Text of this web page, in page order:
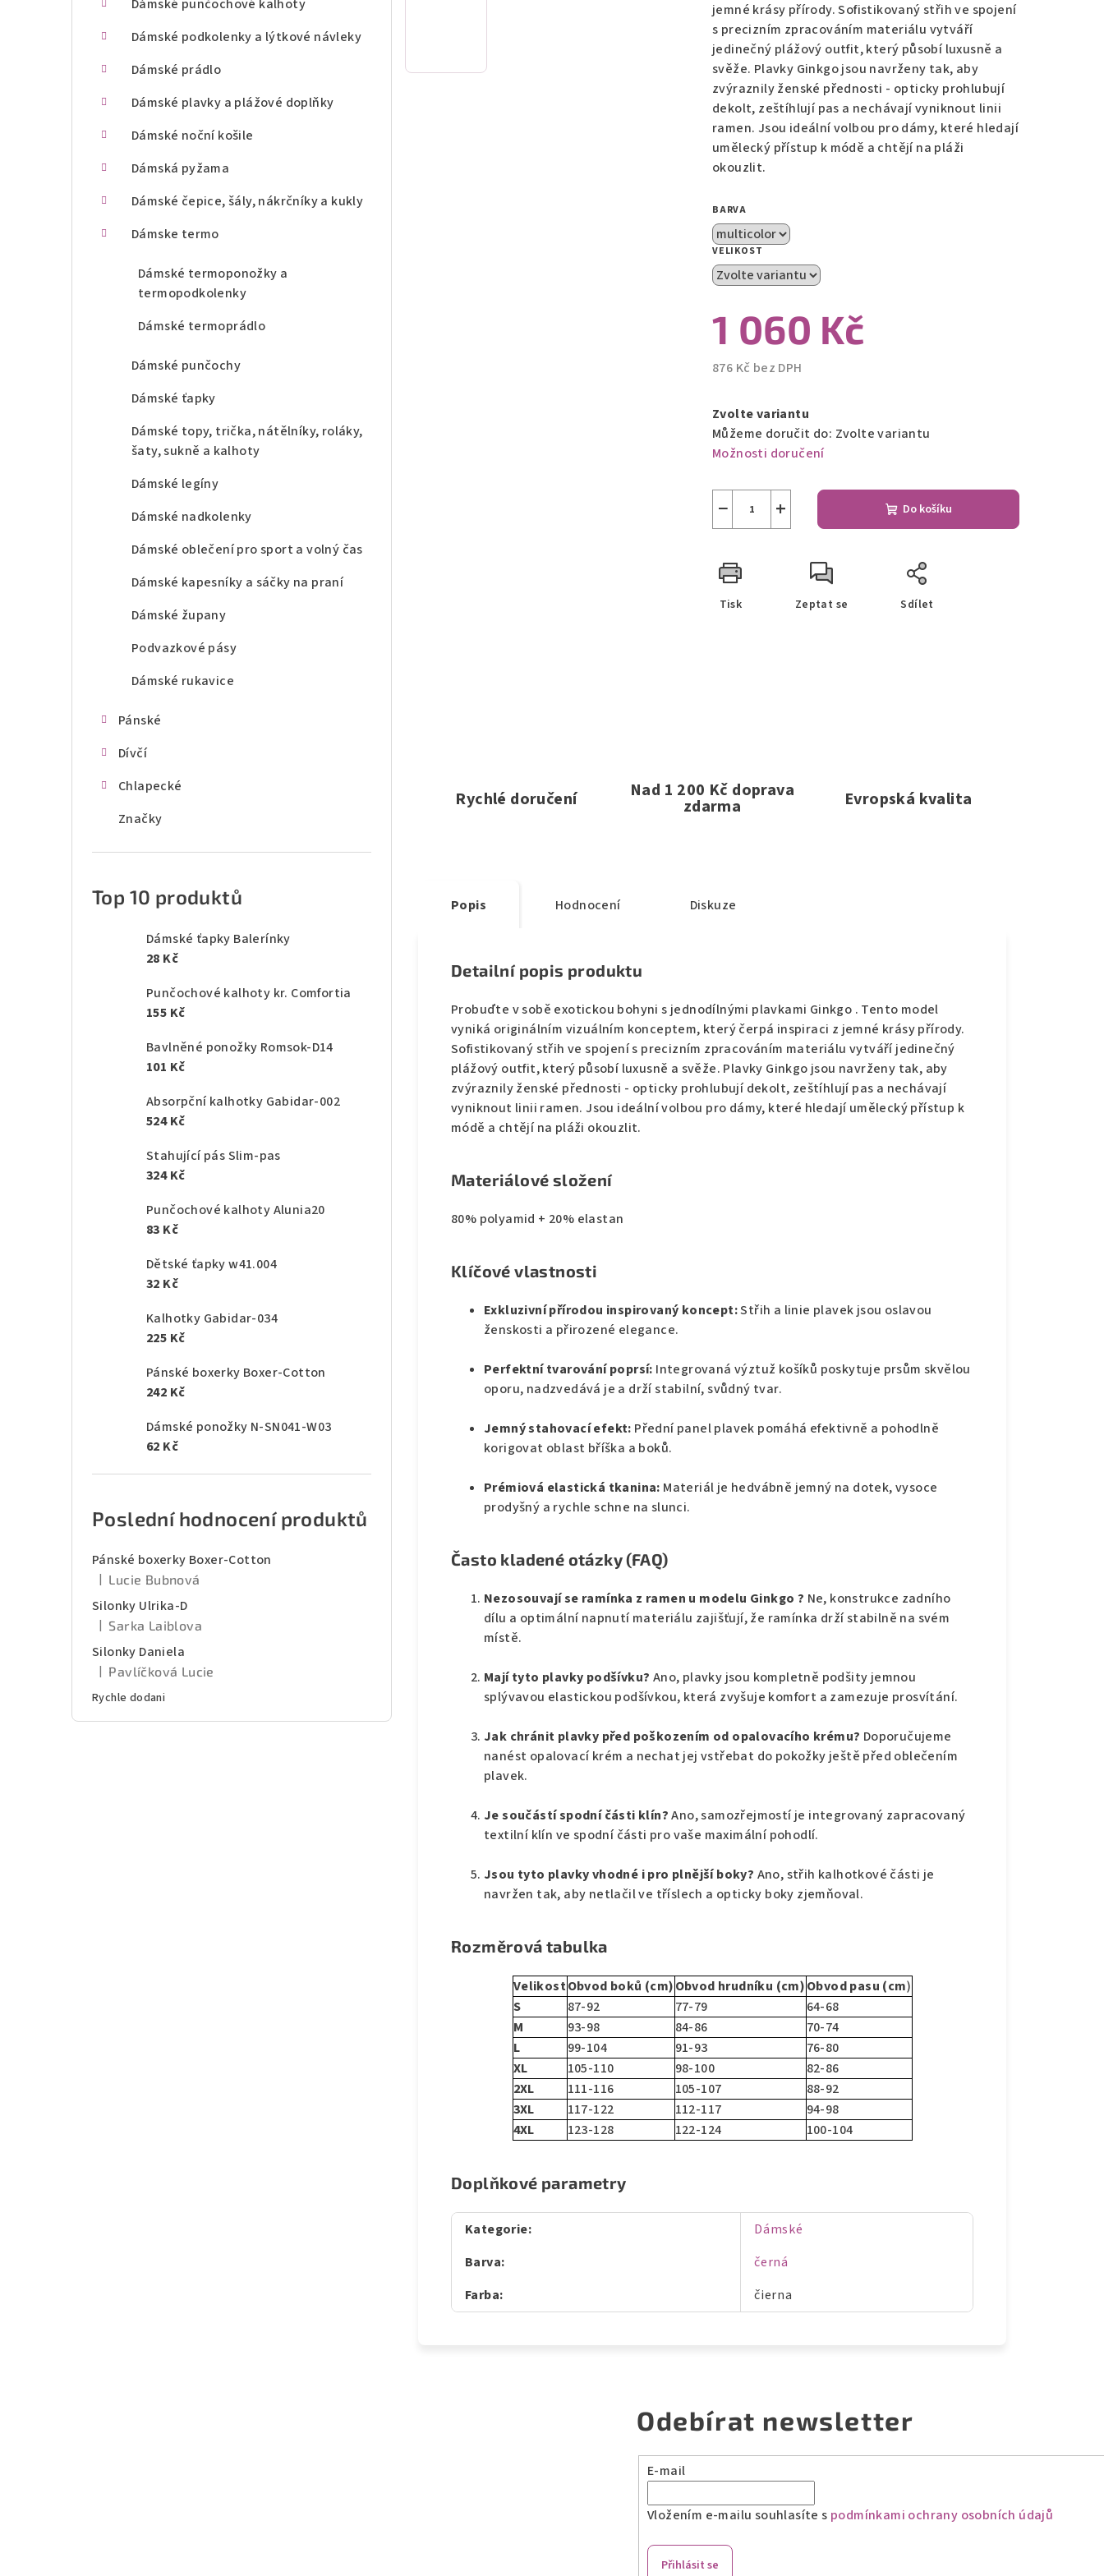
Dámské punčochové kalhoty
Dámské podkolenky a lýtkové návleky
Dámské prádlo
Dámské plavky a plážové doplňky
Dámské noční košile
Dámská pyžama
Dámské čepice, šály, nákrčníky a kukly
Dámske termo
Dámské termoponožky a
termopodkolenky
Dámské termoprádlo
Dámské punčochy
Dámské ťapky
Dámské topy, trička, nátělníky, roláky,
šaty, sukně a kalhoty
Dámské legíny
Dámské nadkolenky
Dámské oblečení pro sport a volný čas
Dámské kapesníky a sáčky na praní
Dámské župany
Podvazkové pásy
Dámské rukavice
Pánské
Dívčí
Chlapecké
Značky
Top 10 produktů
Dámské ťapky Balerínky
28 Kč
Punčochové kalhoty kr. Comfortia
155 Kč
Bavlněné ponožky Romsok-D14
101 Kč
Absorpční kalhotky Gabidar-002
524 Kč
Stahující pás Slim-pas
324 Kč
Punčochové kalhoty Alunia20
83 Kč
Dětské ťapky w41.004
32 Kč
Kalhotky Gabidar-034
225 Kč
Pánské boxerky Boxer-Cotton
242 Kč
Dámské ponožky N-SN041-W03
62 Kč
Poslední hodnocení produktů
Pánské boxerky Boxer-Cotton
Hodnocení produktu je 5 z 5 hvězdiček.
Lucie Bubnová
Silonky Ulrika-D
Hodnocení produktu je 5 z 5 hvězdiček.
Sarka Laiblova
Silonky Daniela
Hodnocení produktu je 5 z 5 hvězdiček.
Pavlíčková Lucie
Rychle dodani
5
hvězdiček.
jemné krásy přírody. Sofistikovaný střih ve spojení
s precizním zpracováním materiálu vytváří
jedinečný plážový outfit, který působí luxusně a
svěže. Plavky Ginkgo jsou navrženy tak, aby
zvýraznily ženské přednosti - opticky prohlubují
dekolt, zeštíhlují pas a nechávají vyniknout linii
ramen. Jsou ideální volbou pro dámy, které hledají
umělecký přístup k módě a chtějí na pláži
okouzlit.
BARVA
VELIKOST
1 060 Kč
876 Kč bez DPH
cena:
Zvolte variantu
Můžeme doručit do: Zvolte variantu
Možnosti doručení
+
− Do košíku
Tisk Zeptat se Sdílet
Rychlé doručení Nad 1 200 Kč doprava
zdarma Evropská kvalita
Popis Hodnocení Diskuze
Detailní popis produktu
Probuďte v sobě exotickou bohyni s jednodílnými plavkami Ginkgo . Tento model
vyniká originálním vizuálním konceptem, který čerpá inspiraci z jemné krásy přírody.
Sofistikovaný střih ve spojení s precizním zpracováním materiálu vytváří jedinečný
plážový outfit, který působí luxusně a svěže. Plavky Ginkgo jsou navrženy tak, aby
zvýraznily ženské přednosti - opticky prohlubují dekolt, zeštíhlují pas a nechávají
vyniknout linii ramen. Jsou ideální volbou pro dámy, které hledají umělecký přístup k
módě a chtějí na pláži okouzlit.
Materiálové složení
80% polyamid + 20% elastan
Klíčové vlastnosti
Exkluzivní přírodou inspirovaný koncept:Střih a linie plavek jsou oslavou
ženskosti a přirozené elegance.
Perfektní tvarování poprsí: Integrovaná výztuž košíků poskytuje prsům skvělou
oporu, nadzvedává je a drží stabilní, svůdný tvar.
Jemný stahovací efekt: Přední panel plavek pomáhá efektivně a pohodlně
korigovat oblast bříška a boků.
Prémiová elastická tkanina: Materiál je hedvábně jemný na dotek, vysoce
prodyšný a rychle schne na slunci.
Často kladené otázky (FAQ)
Nezosouvají se ramínka z ramen u modelu Ginkgo ? Ne, konstrukce zadního
dílu a optimální napnutí materiálu zajišťují, že ramínka drží stabilně na svém
místě.
Mají tyto plavky podšívku? Ano, plavky jsou kompletně podšity jemnou
splývavou elastickou podšívkou, která zvyšuje komfort a zamezuje prosvítání.
Jak chránit plavky před poškozením od opalovacího krému? Doporučujeme
nanést opalovací krém a nechat jej vstřebat do pokožky ještě před oblečením
plavek.
Je součástí spodní části klín?Ano, samozřejmostí je integrovaný zapracovaný
textilní klín ve spodní části pro vaše maximální pohodlí.
Jsou tyto plavky vhodné i pro plnější boky? Ano, střih kalhotkové části je
navržen tak, aby netlačil ve tříslech a opticky boky zjemňoval.
Rozměrová tabulka
VelikostObvod boků (cm)Obvod hrudníku (cm)Obvod pasu (cm)
S
87-92 77-79
64-68
M
93-98 84-86
70-74
L
99-104 91-93
76-80
XL
105-110 98-100
82-86
2XL
111-116 105-107
88-92
3XL
117-122 112-117
94-98
4XL
123-128 122-124 100-104
Doplňkové parametry
Kategorie:
Dámské
Barva:
černá
Farba: čierna
Odebírat newsletter
E-mail
Vložením e-mailu souhlasíte s podmínkami ochrany osobních údajů
Přihlásit se